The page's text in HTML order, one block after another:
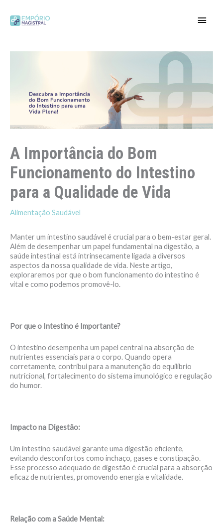
para
A Importância do Bom
Funcionamento do Intestino
para a Qualidade de Vida
Alimentação Saudável
Manter um intestino saudável é crucial para o bem-estar geral.
Além de desempenhar um papel fundamental na digestão, a
saúde intestinal está intrinsecamente ligada a diversos
aspectos da nossa qualidade de vida. Neste artigo,
exploraremos por que o bom funcionamento do intestino é
vital e como podemos promovê-lo.
Por que o Intestino é Importante?
O intestino desempenha um papel central na absorção de
nutrientes essenciais para o corpo. Quando opera
corretamente, contribui para a manutenção do equilíbrio
nutricional, fortalecimento do sistema imunológico e regulação
do humor.
Impacto na Digestão:
Um intestino saudável garante uma digestão eficiente,
evitando desconfortos como inchaço, gases e constipação.
Esse processo adequado de digestão é crucial para a absorção
eficaz de nutrientes, promovendo energia e vitalidade.
Relação com a Saúde Mental: